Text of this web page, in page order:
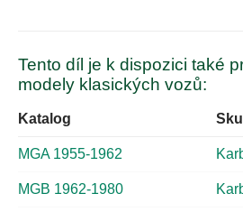
Tento díl je k dispozici také
modely klasických vozů:
Katalog
MGA 1955-1962
MGB 1962-1980